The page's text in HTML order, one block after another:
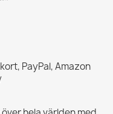
PayPal, Amazon